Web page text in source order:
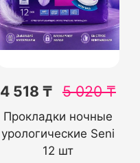
4 518 ₸ 5 020₸
Прокладки ночные
урологические Seni
12 шт